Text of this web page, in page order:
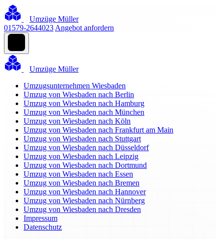
Umzüge Müller
01579-2644023 Angebot anfordern
Umzüge Müller
Umzugsunternehmen Wiesbaden
Umzug von Wiesbaden nach Berlin
Umzug von Wiesbaden nach Hamburg
Umzug von Wiesbaden nach München
Umzug von Wiesbaden nach Köln
Umzug von Wiesbaden nach Frankfurt am Main
Umzug von Wiesbaden nach Stuttgart
Umzug von Wiesbaden nach Düsseldorf
Umzug von Wiesbaden nach Leipzig
Umzug von Wiesbaden nach Dortmund
Umzug von Wiesbaden nach Essen
Umzug von Wiesbaden nach Bremen
Umzug von Wiesbaden nach Hannover
Umzug von Wiesbaden nach Nürnberg
Umzug von Wiesbaden nach Dresden
Impressum
Datenschutz